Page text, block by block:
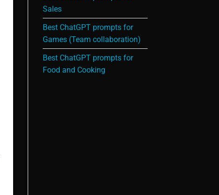
Sales
Best ChatGPT prompts for
Games (Team collaboration)
Best ChatGPT prompts for
Food and Cooking